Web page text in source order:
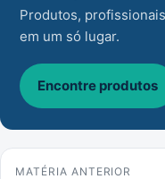
Produtos,
em um só lugar.
Encontre produtos
MATÉRIA ANTERIOR